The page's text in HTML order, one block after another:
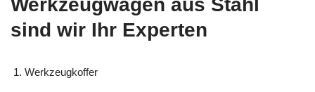
Werkzeugwagen aus Stahl
sind wir Ihr Experten
Werkzeugkoffer